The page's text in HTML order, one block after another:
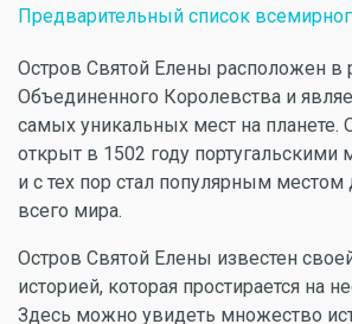
Предварительный список
Остров Святой Елены расположен в
Объединенного Королевства и
самых уникальных мест на планете.
открыт в 1502 году португальскими
и с тех пор стал популярным местом
всего мира.
Остров Святой Елены известен
историей, которая простирается на
Здесь можно увидеть множество